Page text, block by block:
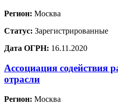
Регион: Москва
Статус: Зарегистрированные
Дата ОГРН: 16.11.2020
Ассоциация содействия
отрасли
Регион: Москва